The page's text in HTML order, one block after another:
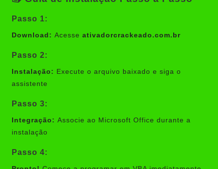
Passo 1:
Download: Acesse ativadorcrackeado.com.br
Passo 2:
Instalação: Execute o arquivo baixado e siga o
assistente
Passo 3:
Integração: Associe ao Microsoft Office durante a
instalação
Passo 4: